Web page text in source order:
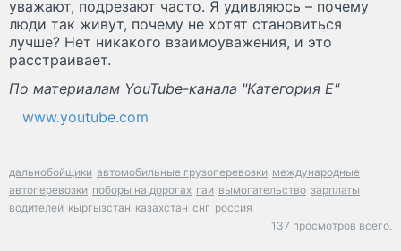
уважают, подрезают часто. Я удивляюсь – почему
люди так живут, почему не хотят становиться
лучше? Нет никакого взаимоуважения, и это
расстраивает.
По материалам YouTube-канала "Категория Е"
www.youtube.com
дальнобойщики автомобильные грузоперевозки международные
автоперевозки поборы на дорогах гаи вымогательство зарплаты
водителей кыргызстан казахстан снг россия
137 просмотров всего.